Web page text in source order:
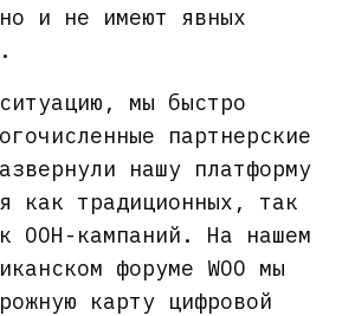
и не имеют явных
мы быстро
партнерские
нашу платформу
как традиционных, так
OOH-кампаний. На нашем
форуме WOO мы
карту цифровой